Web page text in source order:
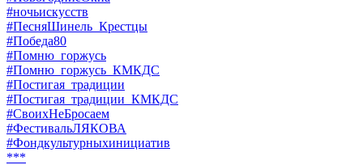
#ночьискусств
#ПесняШинель_Крестцы
#Победа80
#Помню_горжусь
#Помню_горжусь_КМКДС
#Постигая_традиции
#Постигая_традиции_КМКДС
#СвоихНеБросаем
#ФестивальЛЯКОВА
#Фондкультурныхинициатив
***